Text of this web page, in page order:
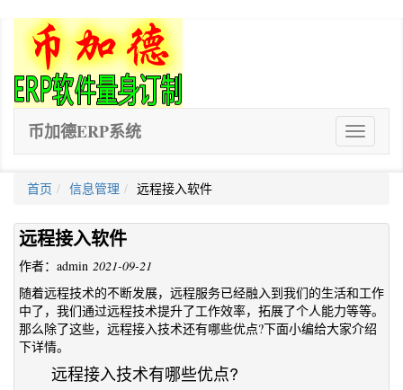
ERP
软
币加德ERP系统
首页 信息管理 远程接入软件
远程接入软件
作者：admin 2021-09-21
随着远程技术的不断发展，远程服务已经融入到我们的生活和工作
中了，我们通过远程技术提升了工作效率，拓展了个人能力等等。
那么除了这些，远程接入技术还有哪些优点?下面小编给大家介绍
下详情。
远程接入技术有哪些优点?